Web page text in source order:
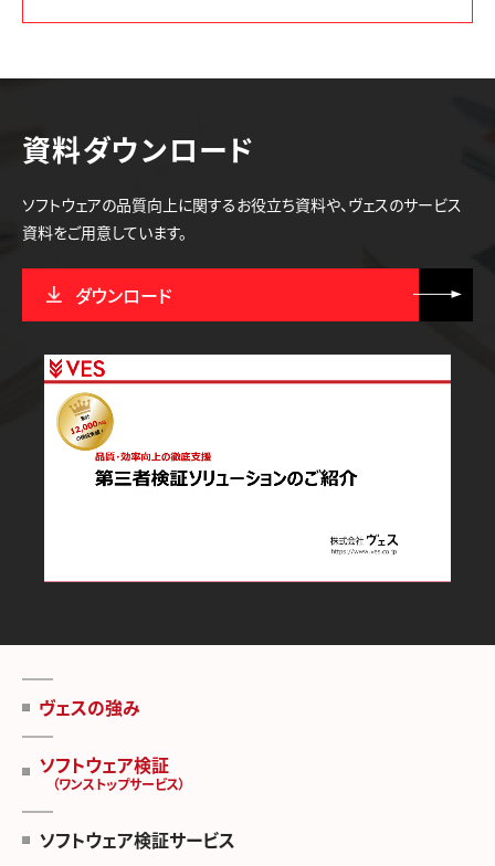
資料ダウンロード
ソフトウェアの品質向上に関するお役立ち資料や、ヴェスのサービス
資料をご用意しています。
ダウンロード
ヴェスの強み
ソフトウェア検証
（ワンストップサービス）
ソフトウェア検証サービス